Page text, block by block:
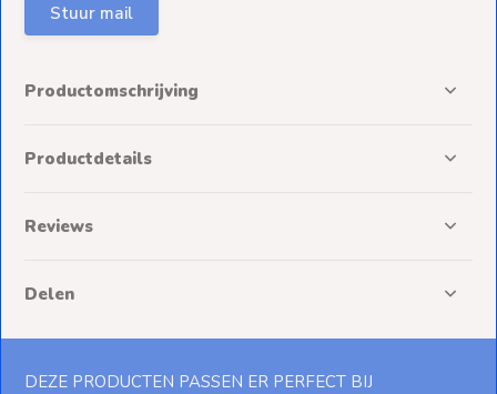
Stuur mail
Productomschrijving
Productdetails
Reviews
Delen
DEZE PRODUCTEN PASSEN ER PERFECT BIJ